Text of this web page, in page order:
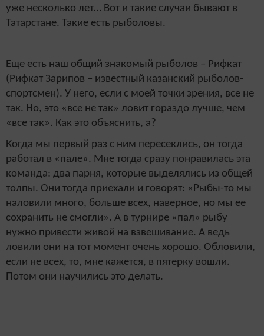
уже несколько лет… Вот и такие случаи бывают в
Татарстане. Такие есть рыболовы.
Еще есть наш общий знакомый рыболов – Рифкат
(Рифкат Зарипов – известный казанский рыболов-
спортсмен). У него, если с моей точки зрения, все не
так. Но, это «все не так» ловит гораздо лучше, чем
«все так». Как это объяснить, а?
Когда мы первый раз с ним пересеклись, он тогда
работал в «пале». Мне тогда сразу понравилась эта
команда: два парня, которые выделялись из общей
толпы. Они тогда приехали и говорят: «Рыбы-то мы
наловили много, больше всех, наверное, но мы ее
сохранить не смогли». А в турнире «пал» рыбу
нужно привести живой на взвешивание. А ведь
ловили они на тот момент очень хорошо. Обловили,
если не всех, то, мне кажется, в пятерку вошли.
Потом они научились это делать.